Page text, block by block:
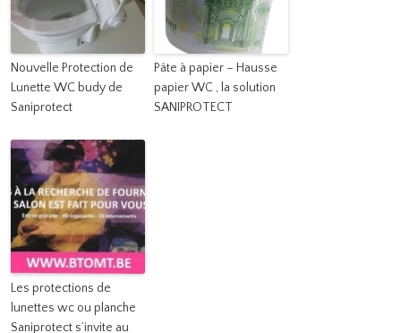
Nouvelle Protection de
Lunette WC budy de
Saniprotect
Pâte à papier – Hausse
papier WC , la solution
SANIPROTECT
Les protections de
lunettes wc ou planche
Saniprotect s’invite au